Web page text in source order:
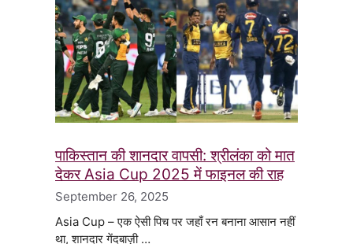
पाकिस्तान की शानदार वापसी: श्रीलंका को मात
देकर Asia Cup 2025 में फाइनल की राह
September 26, 2025
Asia Cup – एक ऐसी पिच पर जहाँ रन बनाना आसान नहीं
था, शानदार गेंदबाज़ी …